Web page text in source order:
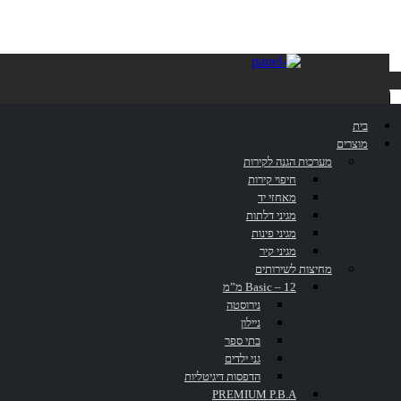
בית
מוצרים
מערכות הגנה לקירות
חיפוי קירות
מאחזי יד
מגיני דלתות
מגיני פינות
מגיני קיר
מחיצות לשירותים
Basic – 12 מ”מ
נירוסטה
ניילון
בתי ספר
גני ילדים
הדפסות דיגיטליות
PREMIUM P.B.A
חברת
VISONIX
פרוייקטים»חברת VISONIX